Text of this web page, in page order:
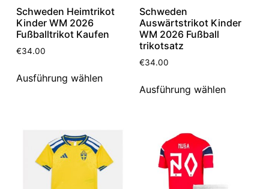
Schweden Heimtrikot
Kinder WM 2026
Fußballtrikot Kaufen
€34.00
Ausführung wählen
Schweden
Auswärtstrikot Kinder
WM 2026 Fußball
trikotsatz
€34.00
Ausführung wählen